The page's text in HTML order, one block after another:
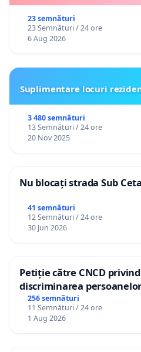
23 semnături
23 Semnături / 24 ore
6 Aug 2026
Suplimentare locuri
3 480 semnături
13 Semnături / 24 ore
20 Nov 2025
Nu blocați strada Sub
41 semnături
12 Semnături / 24 ore
30 Jun 2026
Petiție către CNCD
discriminarea
către utilizatorul TikTok
256 semnături
11 Semnături / 24 ore
1 Aug 2026